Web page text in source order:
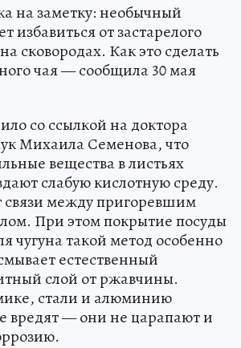
на заметку: необычный
избавиться от застарелого
сковородах. Как это сделать
чая — сообщила 30 мая
со ссылкой на доктора
Михаила Семенова, что
вещества в листьях
слабую кислотную среду.
между пригоревшим
При этом покрытие посуды
чугуна такой метод особенно
естественный
слой от ржавчины.
стали и алюминию
вредят — они не царапают и